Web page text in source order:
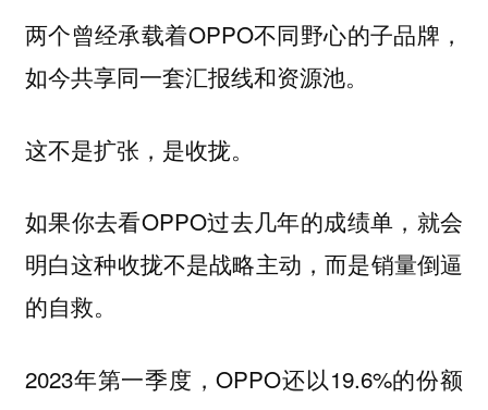
两个曾经承载着OPPO不同野心的子品牌，
如今共享同一套汇报线和资源池。
这不是扩张，是收拢。
如果你去看OPPO过去几年的成绩单，就会
明白这种收拢不是战略主动，而是销量倒逼
的自救。
2023年第一季度，OPPO还以19.6%的份额